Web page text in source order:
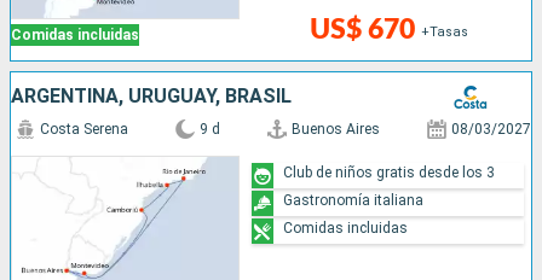
Comidas incluidas US$ 670 +Tasas
ARGENTINA, URUGUAY, BRASIL
Costa Serena 9 d Buenos Aires 08/03/2027
Club de niños gratis desde los 3
Gastronomía italiana
Comidas incluidas